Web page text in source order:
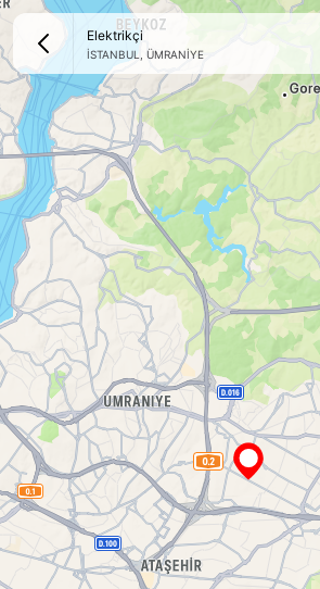
Elektrikçi
İSTANBUL ÜMRANİYE